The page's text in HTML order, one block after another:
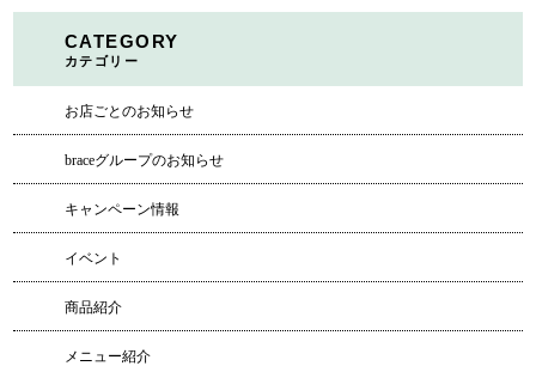
CATEGORY
カテゴリー
お店ごとのお知らせ
braceグループのお知らせ
キャンペーン情報
イベント
商品紹介
メニュー紹介